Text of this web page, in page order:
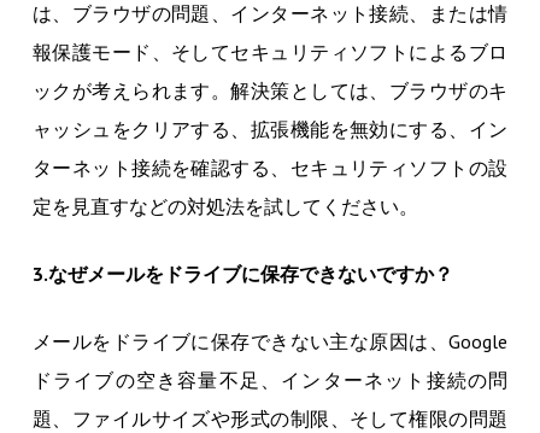
は、ブラウザの問題、インターネット接続、または情
報保護モード、そしてセキュリティソフトによるブロ
ックが考えられます。解決策としては、ブラウザのキ
ャッシュをクリアする、拡張機能を無効にする、イン
ターネット接続を確認する、セキュリティソフトの設
定を見直すなどの対処法を試してください。
3.なぜメールをドライブに保存できないですか？
メールをドライブに保存できない主な原因は、Google
ドライブの空き容量不足、インターネット接続の問
題、ファイルサイズや形式の制限、そして権限の問題